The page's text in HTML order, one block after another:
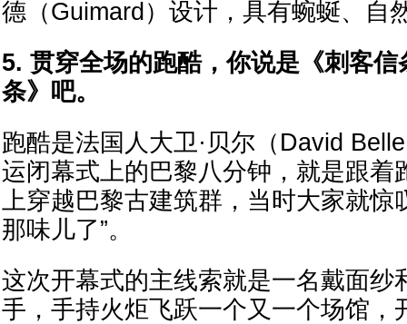
德（Guimard）设计，具有蜿蜒、自
5. 贯穿全场的跑酷，你说是《刺客
条》吧。
跑酷是法国人大卫·贝尔（David
运闭幕式上的巴黎八分钟，就是跟着
上穿越巴黎古建筑群，当时大家就惊
那味儿了”。
这次开幕式的主线索就是一名戴面纱
手，手持火炬飞跃一个又一个场馆，